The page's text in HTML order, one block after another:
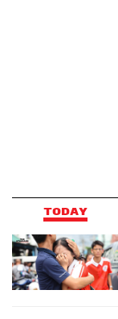
TODAY